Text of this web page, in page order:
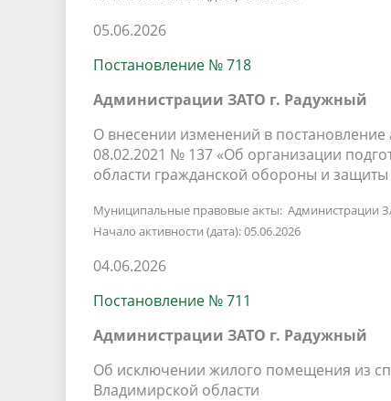
05.06.2026
Постановление № 718
Администрации ЗАТО г. Радужный
О внесении изменений в
08.02.2021 № 137 «Об организации
области гражданской обороны и защиты
Муниципальные правовые акты: Администрации
Начало активности (дата): 05.06.2026
04.06.2026
Постановление № 711
Администрации ЗАТО г. Радужный
Об исключении жилого помещения из
Владимирской области